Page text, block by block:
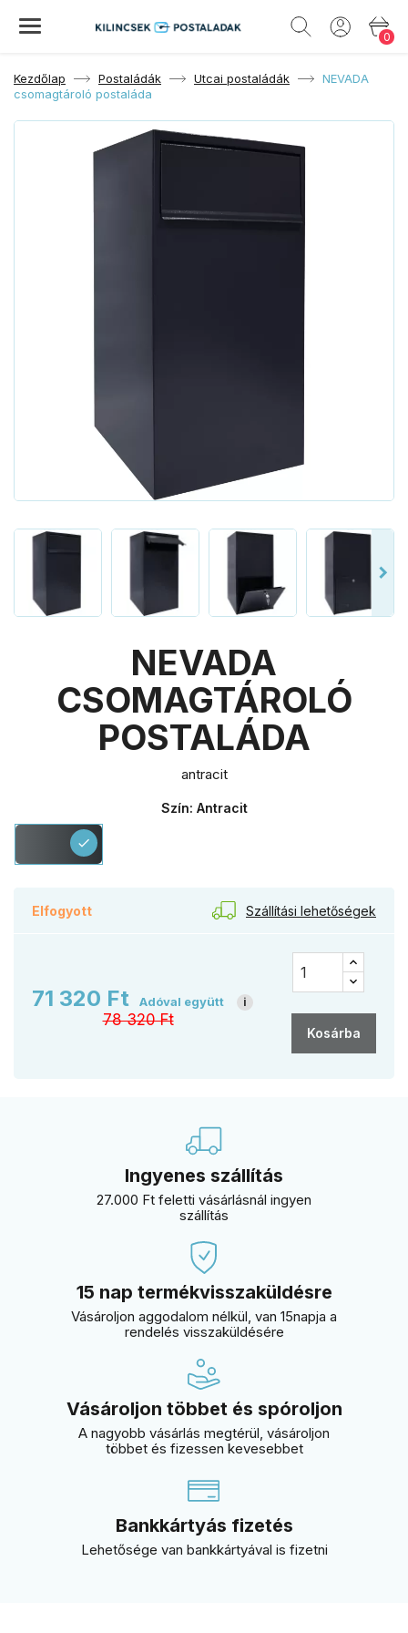
0
Kezdőlap Postaládák Utcai postaládák
NEVADA
csomagtároló postaláda
NEVADA
CSOMAGTÁROLÓ
POSTALÁDA
antracit
Szín: Antracit
Antracit
check
Elfogyott Szállítási lehetőségek
71 320 Ft Adóval együtt i
78 320 Ft
Kosárba
Ingyenes szállítás
27.000 Ft feletti vásárlásnál ingyen
szállítás
15 nap termékvisszaküldésre
Vásároljon aggodalom nélkül, van 15napja a
rendelés visszaküldésére
Vásároljon többet és spóroljon
A nagyobb vásárlás megtérül, vásároljon
többet és fizessen kevesebbet
Bankkártyás fizetés
Lehetősége van bankkártyával is fizetni